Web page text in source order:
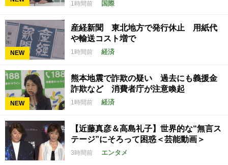
1時間前 国際
NEW
産経新聞 東北地方で発行休止 用紙代
や輸送コスト増で
1時間前 経済
NEW
熊本地震で詐欺の疑い 過去にも義援金
詐欺など 消費者庁が注意喚起
1時間前 経済
【近藤真彦＆高島礼子】世界的な“無言ス
テージ”にそろって困惑＜芸能動画＞
3時間前 エンタメ